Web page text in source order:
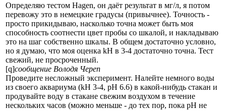
Определяю тестом Hagen, он даёт результат в мг/л, я потом
перевожу это в немецкие градусы (привычнее). Точность -
просто прикидываю, насколько точна может быть моя
способность соотнести цвет пробы со шкалой, и накладываю
это на шаг собственно шкалы. В общем достаточно условно,
но я думаю, что моя оценка kH в 3-4 достаточно точна. Тест
свежий, не просроченный.
[q]сообщение Володя Череп
Проведите несложный эксперимент. Налейте немного воды
из своего аквариума (kH 3-4, pH 6.6) в какой-нибудь стакан и
продувайте воду в стакане свежим воздухом в течение
нескольких часов (можно меньше - до тех пор, пока pH не